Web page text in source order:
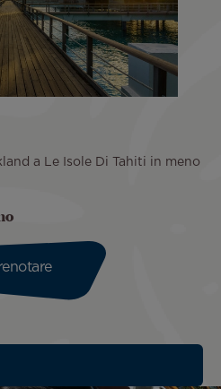
a Le Isole Di Tahiti in meno